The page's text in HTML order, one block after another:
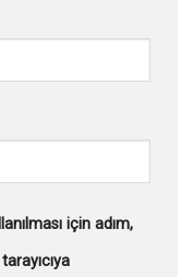
için adım,